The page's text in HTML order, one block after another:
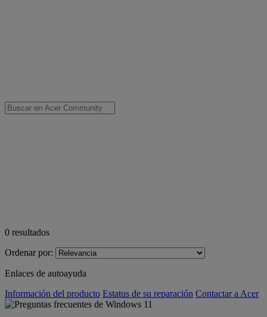
0 resultados
Ordenar por:
Enlaces de autoayuda
Información del producto Estatus de su reparación Contactar a Acer